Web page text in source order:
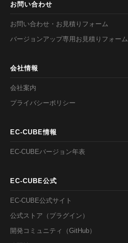
お問い合わせ
お問い合わせ・お見積りフォーム
バージョンアップ専用お見積りフォーム
会社情報
会社案内
プライバシーポリシー
EC-CUBE情報
EC-CUBEバージョン年表
EC-CUBE公式
EC-CUBE公式サイト
公式ストア（プラグイン）
開発コミュニティ（GitHub）